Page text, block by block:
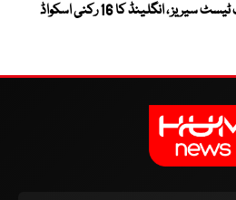
پاکستان کیخلاف ٹیسٹ سیریز ، انگلینڈ کا 16 رکنی اسکواڈ